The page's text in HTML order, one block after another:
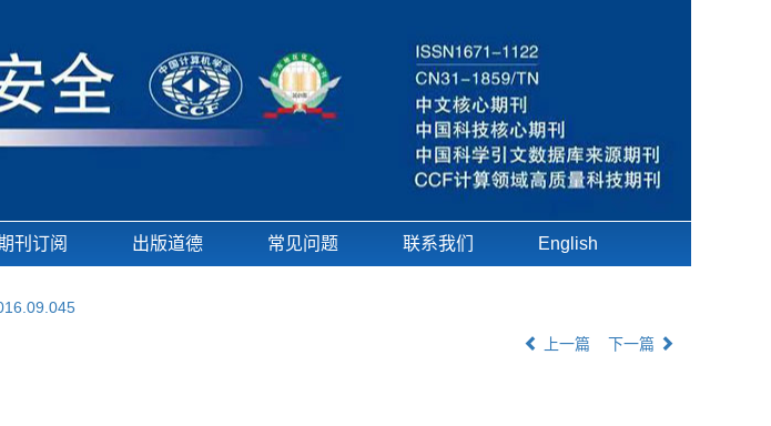
刊订阅 出版道德 常见问题 联系我们 English
上一篇 下一篇